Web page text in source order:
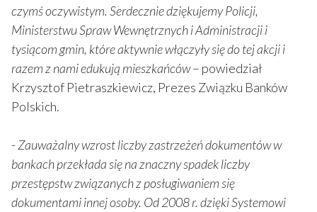
czymś oczywistym. Serdecznie dziękujemy Policji,
Ministerstwu Spraw Wewnętrznych i Administracji i
tysiącom gmin, które aktywnie włączyły się do tej akcji i
razem z nami edukują mieszkańców– powiedział
Krzysztof Pietraszkiewicz, Prezes Związku Banków
Polskich.
- Zauważalny wzrost liczby zastrzeżeń dokumentów w
bankach przekłada się na znaczny spadek liczby
przestępstw związanych z posługiwaniem się
dokumentami innej osoby. Od 2008 r. dzięki Systemowi